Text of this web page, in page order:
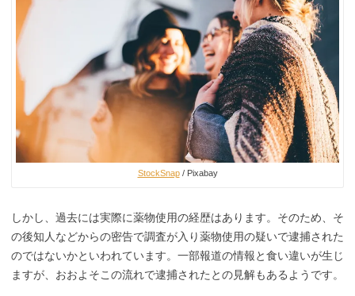
StockSnap/ Pixabay
しかし、過去には実際に薬物使用の経歴はあります。そのため、そ
の後知人などからの密告で調査が入り薬物使用の疑いで逮捕された
のではないかといわれています。一部報道の情報と食い違いが生じ
ますが、おおよそこの流れで逮捕されたとの見解もあるようです。